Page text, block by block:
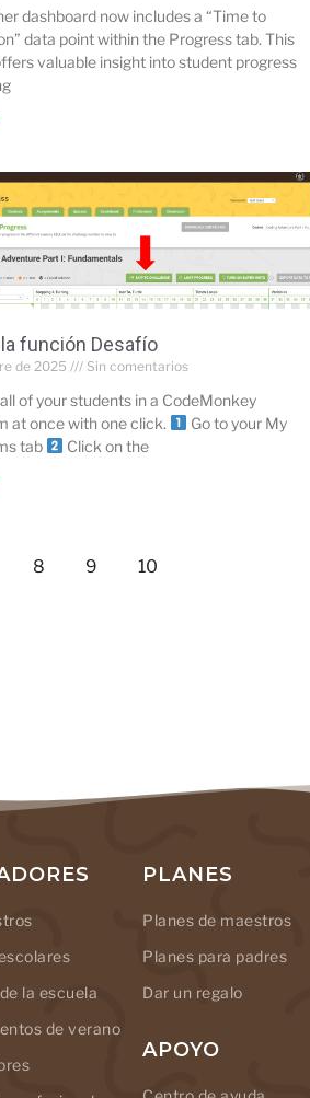
dashboard now includes a “Time to
data point within the Progress tab. This
valuable insight into student progress
la función Desafío
de 2025 Sin comentarios
of your students in a CodeMonkey
at once with one click.
Go to your My
tab
Click on the
8 9 10
la escuela
de verano
PLANES
Planes de maestros
Planes para padres
Dar un regalo
APOYO